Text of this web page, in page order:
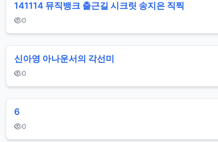
141114 뮤직뱅크 출근길 시크릿 송지은 직찍
0
신아영 아나운서의 각선미
0
6
0